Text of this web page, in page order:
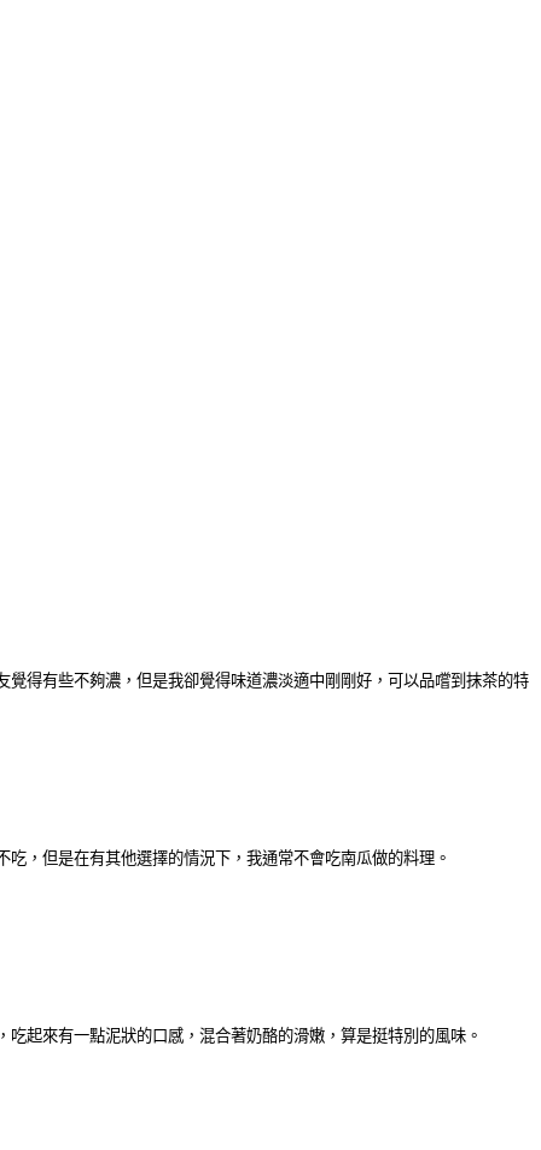
得有些不夠濃，但是我卻覺得味道濃淡適中剛剛好，可以品嚐到抹茶的特
，但是在有其他選擇的情況下，我通常不會吃南瓜做的料理。
起來有一點泥狀的口感，混合著奶酪的滑嫩，算是挺特別的風味。